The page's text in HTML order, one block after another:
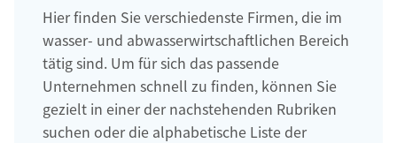
Hier finden Sie verschiedenste Firmen, die im
wasser- und abwasserwirtschaftlichen Bereich
tätig sind. Um für sich das passende
Unternehmen schnell zu finden, können Sie
gezielt in einer der nachstehenden Rubriken
suchen oder die alphabetische Liste der